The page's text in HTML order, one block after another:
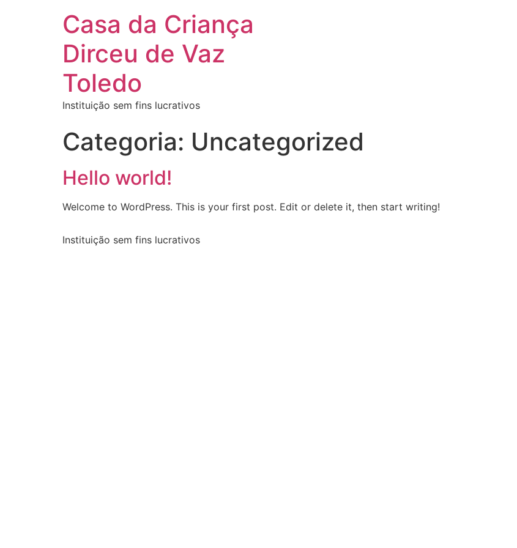
Casa da Criança
Dirceu de Vaz
Toledo
Instituição sem fins lucrativos
Categoria: Uncategorized
Hello world!
Welcome to WordPress. This is your first post. Edit or delete it, then start writing!
Instituição sem fins lucrativos